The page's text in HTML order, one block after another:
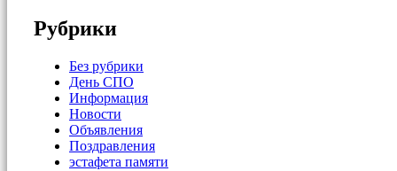
Рубрики
Без рубрики
День СПО
Информация
Новости
Объявления
Поздравления
эстафета памяти